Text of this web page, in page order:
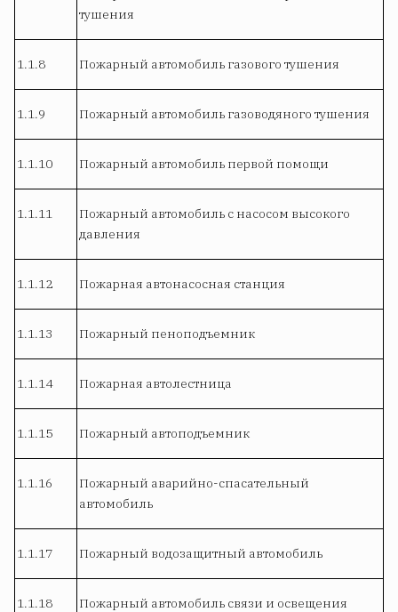
тушения
1.1.8 Пожарный автомобиль газового тушения
1.1.9 Пожарный автомобиль газоводяного тушения
1.1.10 Пожарный автомобиль первой помощи
1.1.11
Пожарный автомобиль с насосом высокого
давления
1.1.12 Пожарная автонасосная станция
1.1.13 Пожарный пеноподъемник
1.1.14 Пожарная автолестница
1.1.15 Пожарный автоподъемник
1.1.16
Пожарный аварийно-спасательный
автомобиль
1.1.17 Пожарный водозащитный автомобиль
1.1.18 Пожарный автомобиль связи и освещения